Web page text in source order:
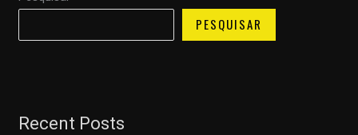
PESQUISAR
Recent Posts